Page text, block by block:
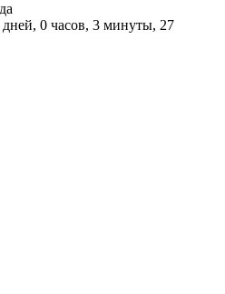
0 часов, 3 минуты, 26